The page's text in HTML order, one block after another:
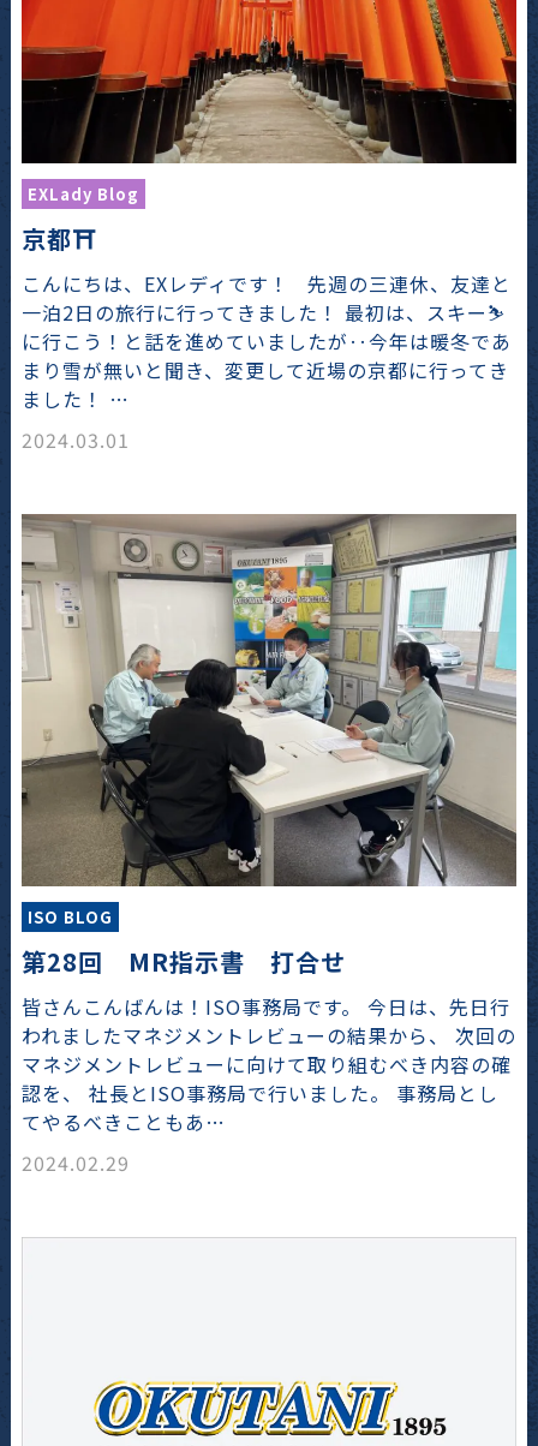
EXLady Blog
京都⛩
こんにちは、EXレディです！ 先週の三連休、友達と
一泊2日の旅行に行ってきました！ 最初は、スキー⛷
に行こう！と話を進めていましたが‥今年は暖冬であ
まり雪が無いと聞き、変更して近場の京都に行ってき
ました！ …
2024.03.01
ISO BLOG
第28回 MR指示書 打合せ
皆さんこんばんは！ISO事務局です。 今日は、先日行
われましたマネジメントレビューの結果から、 次回の
マネジメントレビューに向けて取り組むべき内容の確
認を、 社長とISO事務局で行いました。 事務局とし
てやるべきこともあ…
2024.02.29